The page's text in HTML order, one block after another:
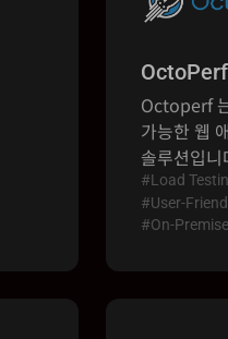
OctoPerf
Octoperf
가능한 웹
솔루션입니
#Load
#User-
#On-